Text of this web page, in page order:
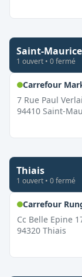
Saint-Maurice
1 ouvert • 0fermé
Carrefour
7 Rue Paul
94410 Saint-
Thiais
1 ouvert • 0fermé
Carrefour
Cc Belle Epine
94320 Thiais